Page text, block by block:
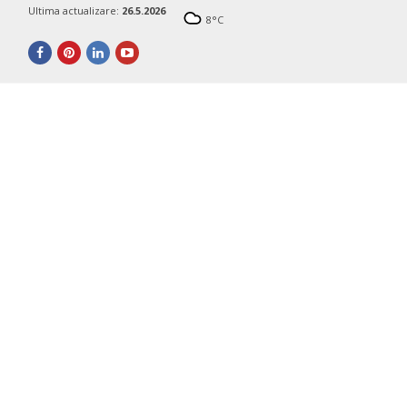
Ultima actualizare: 26.5.2026
8°C